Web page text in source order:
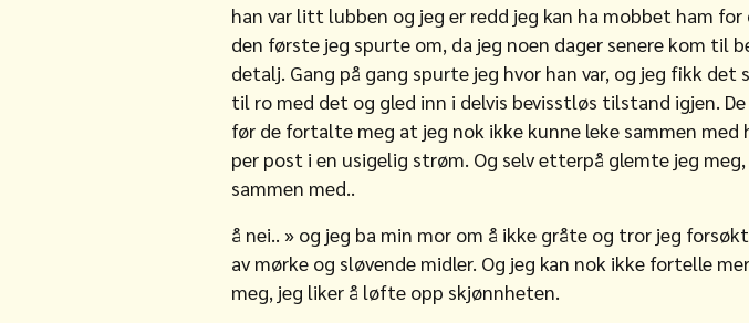
han var litt lubben og jeg er redd jeg kan ha mobbet ham
den første jeg spurte om, da jeg noen dager senere kom til
detalj. Gang på gang spurte jeg hvor han var, og jeg fikk det
til ro med det og gled inn i delvis bevisstløs tilstand igjen.
før de fortalte meg at jeg nok ikke kunne leke sammen
per post i en usigelig strøm. Og selv etterpå glemte jeg
sammen med..
å nei.. » og jeg ba min mor om å ikke gråte og tror jeg
av mørke og sløvende midler. Og jeg kan nok ikke fortelle
meg, jeg liker å løfte opp skjønnheten.